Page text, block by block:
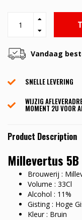
Vandaag
SNELLE LEVERING
WIJZIG
MOMENT 2U VOOR
Product Description
Millevertus 5B
Brouwerij :
Volume : 33Cl
Alcohol : 11%
Gisting : Hoge
Kleur : Bruin